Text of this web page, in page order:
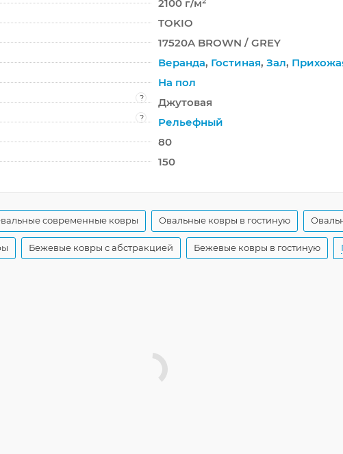
2100 г/м²
TOKIO
17520A BROWN / GREY
Веранда, Гостиная, Зал,
На пол
?
Джутовая
?
Рельефный
80
150
современные ковры Овальные ковры в гостиную
Бежевые ковры с абстракцией Бежевые ковры в гостиную